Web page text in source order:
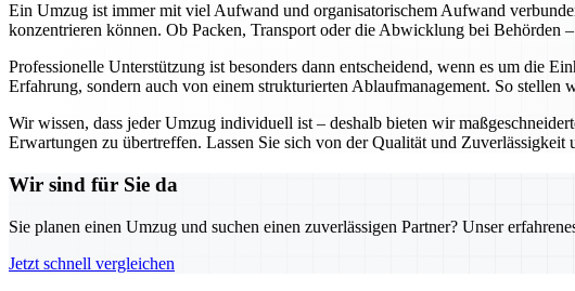
Ein Umzug ist immer mit viel Aufwand und organisatorischem Aufwand
konzentrieren können. Ob Packen, Transport oder die Abwicklung bei Behörden
Professionelle Unterstützung ist besonders dann entscheidend, wenn es um die
Erfahrung, sondern auch von einem strukturierten Ablaufmanagement. So
Wir wissen, dass jeder Umzug individuell ist – deshalb bieten wir
Erwartungen zu übertreffen. Lassen Sie sich von der Qualität und Zuverlässigkeit
Wir sind für Sie da
Sie planen einen Umzug und suchen einen zuverlässigen Partner? Unser
Jetzt schnell vergleichen